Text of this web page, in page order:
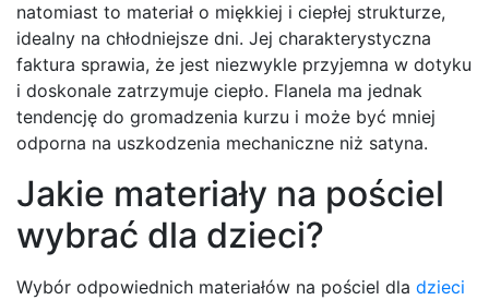
natomiast to materiał o miękkiej i ciepłej strukturze,
idealny na chłodniejsze dni. Jej charakterystyczna
faktura sprawia, że jest niezwykle przyjemna w dotyku
i doskonale zatrzymuje ciepło. Flanela ma jednak
tendencję do gromadzenia kurzu i może być mniej
odporna na uszkodzenia mechaniczne niż satyna.
Jakie materiały na pościel
wybrać dla dzieci?
Wybór odpowiednich materiałów na pościel dla dzieci